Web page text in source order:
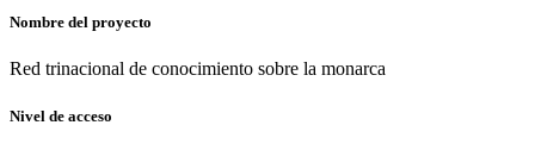
Nombre del proyecto
Red trinacional de conocimiento sobre la monarca
Nivel de acceso